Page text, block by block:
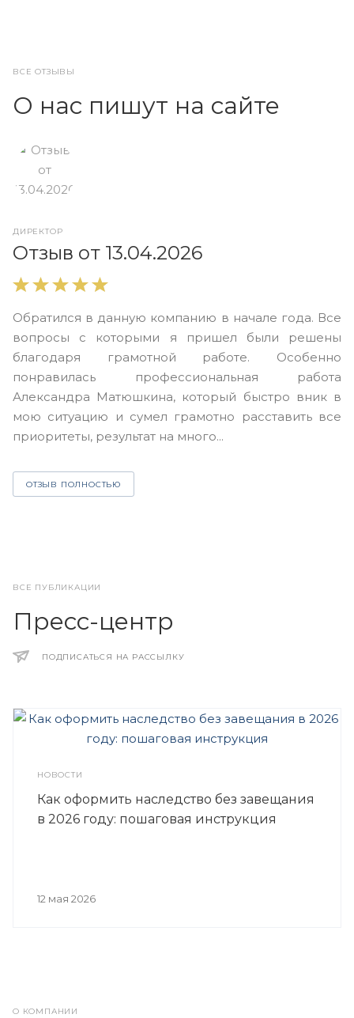
ВСЕ ОТЗЫВЫ
О нас пишут на сайте
ДИРЕКТОР
Отзыв от 13.04.2026
Обратился в данную компанию в начале года. Все
вопросы с которыми я пришел были решены
благодаря грамотной работе. Особенно
понравилась профессиональная работа
Александра Матюшкина, который быстро вник в
мою ситуацию и сумел грамотно расставить все
приоритеты, результат на много...
ОТЗЫВ ПОЛНОСТЬЮ
ВСЕ ПУБЛИКАЦИИ
Пресс-центр
ПОДПИСАТЬСЯ НА РАССЫЛКУ
НОВОСТИ
Как оформить наследство без завещания
в 2026 году: пошаговая инструкция
12 мая 2026
О КОМПАНИИ